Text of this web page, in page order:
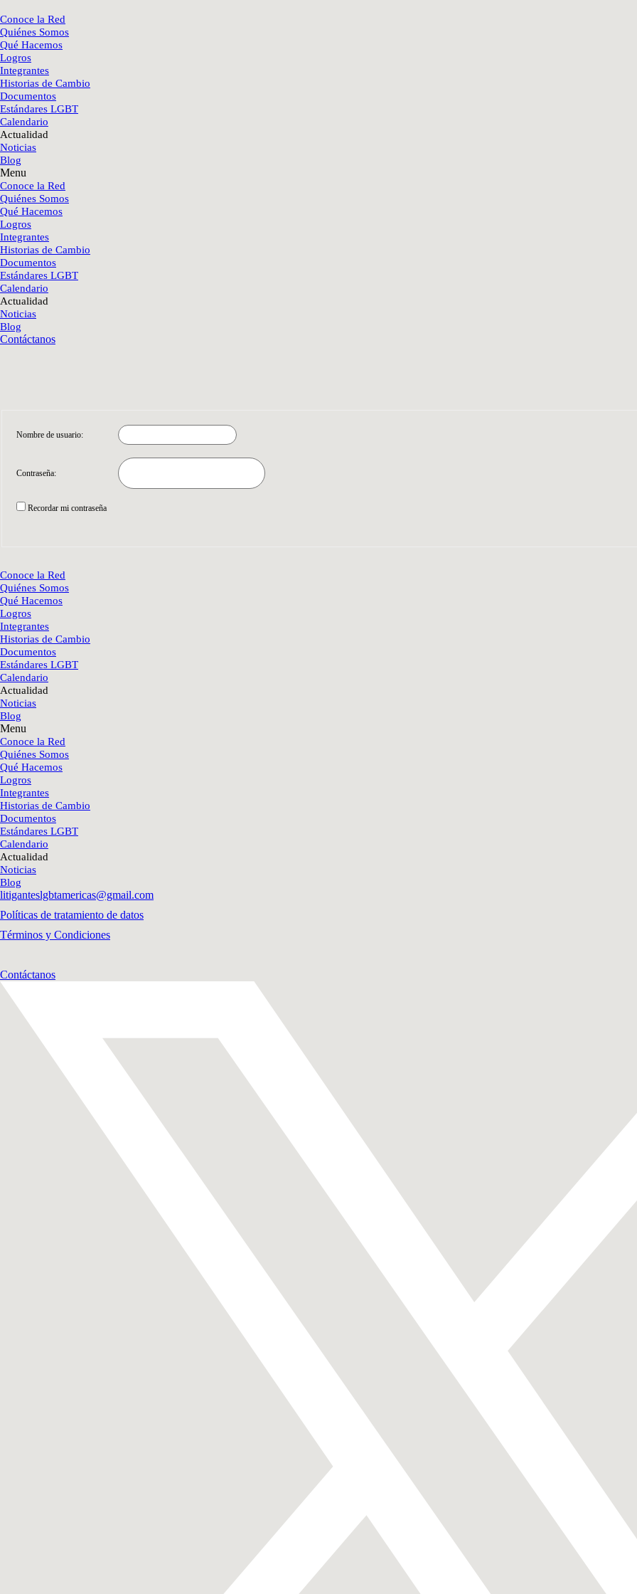
Conoce la Red
Quiénes Somos
Qué Hacemos
Logros
Integrantes
Historias de Cambio
Documentos
Estándares LGBT
Calendario
Actualidad
Noticias
Blog
Menu
Conoce la Red
Quiénes Somos
Qué Hacemos
Logros
Integrantes
Historias de Cambio
Documentos
Estándares LGBT
Calendario
Actualidad
Noticias
Blog
Contáctanos
Nombre de usuario:
Contraseña:
Recordar mi contraseña
Conoce la Red
Quiénes Somos
Qué Hacemos
Logros
Integrantes
Historias de Cambio
Documentos
Estándares LGBT
Calendario
Actualidad
Noticias
Blog
Menu
Conoce la Red
Quiénes Somos
Qué Hacemos
Logros
Integrantes
Historias de Cambio
Documentos
Estándares LGBT
Calendario
Actualidad
Noticias
Blog
litiganteslgbtamericas@gmail.com
Políticas de tratamiento de datos
Términos y Condiciones
Contáctanos